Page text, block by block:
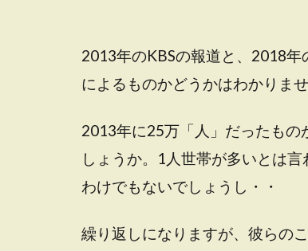
2013年のKBSの報道と、2018
によるものかどうかはわかりま
2013年に25万「人」だったも
しょうか。1人世帯が多いとは
わけでもないでしょうし・・
繰り返しになりますが、彼らの